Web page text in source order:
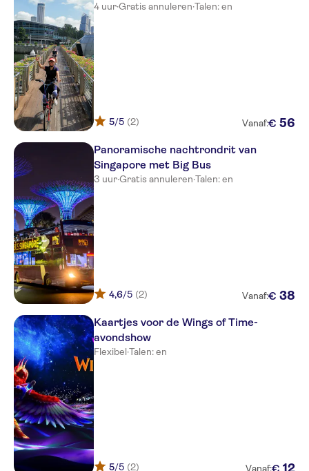
4 uur·Gratis annuleren·Talen: en
5/5 (2) Vanaf:€ 56
Panoramische nachtrondrit van
Singapore met Big Bus
3 uur·Gratis annuleren·Talen: en
4,6/5 (2) Vanaf:€ 38
Kaartjes voor de Wings of Time-
avondshow
Flexibel·Talen: en
5/5 (2) Vanaf: 12